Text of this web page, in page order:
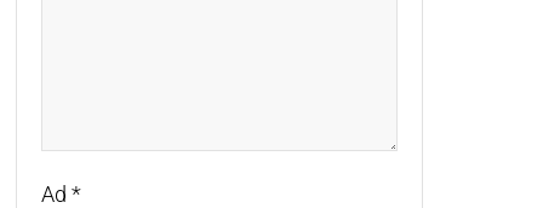
Ad *